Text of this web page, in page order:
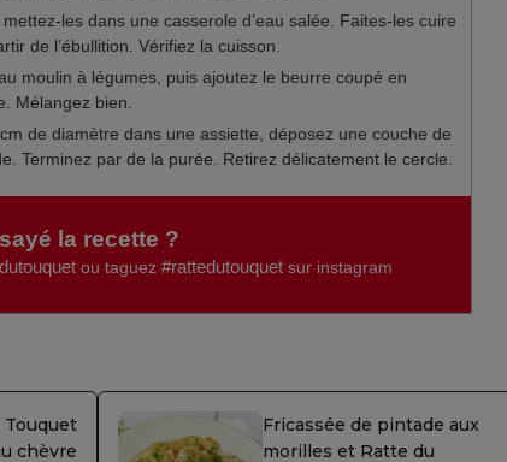
les dans une casserole d’eau salée. Faites-les cuire
de l’ébullition. Vérifiez la cuisson.
moulin à légumes, puis ajoutez le beurre coupé en
Mélangez bien.
de diamètre dans une assiette, déposez une couche de
Terminez par de la purée. Retirez délicatement le cercle.
la recette ?
ou taguez#rattedutouquet sur instagram
Touquet
chèvre
Fricassée de pintade aux
morilles et Ratte du